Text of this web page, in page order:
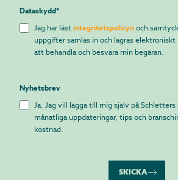
Dataskydd*
Jag har läst integritetspolicyn och
uppgifter samlas in och lagras
att behandla och besvara min begäran.
Nyhetsbrev
Ja. Jag vill lägga till mig själv på
månatliga uppdateringar, tips och
kostnad.
SKICKA